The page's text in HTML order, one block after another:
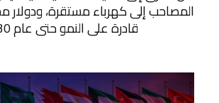
المصاحب إلى كهرباء مستقرة،
قادرة على النمو حتى عام 2030